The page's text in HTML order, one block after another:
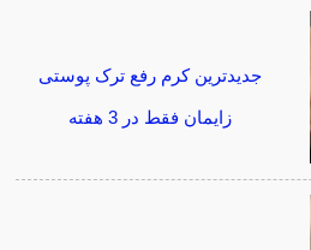
جدیدترین کرم رفع ترک پوستی
زایمان فقط در 3 هفته